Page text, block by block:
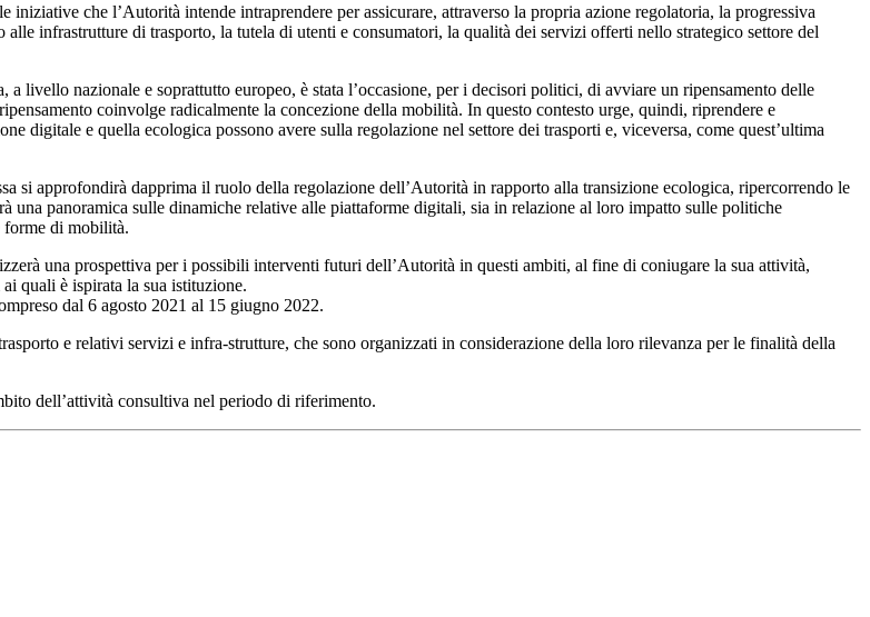
iniziative che l’Autorità intende intraprendere per assicurare, attraverso la propria azione regolatoria, la progressiva
infrastrutture di trasporto, la tutela di utenti e consumatori, la qualità dei servizi offerti nello strategico settore del
livello nazionale e soprattutto europeo, è stata l’occasione, per i decisori politici, di avviare un ripensamento delle
coinvolge radicalmente la concezione della mobilità. In questo contesto urge, quindi, riprendere e
digitale e quella ecologica possono avere sulla regolazione nel settore dei trasporti e, viceversa, come quest’ultima
si approfondirà dapprima il ruolo della regolazione dell’Autorità in rapporto alla transizione ecologica, ripercorrendo le
una panoramica sulle dinamiche relative alle piattaforme digitali, sia in relazione al loro impatto sulle politiche
forme di mobilità.
una prospettiva per i possibili interventi futuri dell’Autorità in questi ambiti, al fine di coniugare la sua attività,
quali è ispirata la sua istituzione.
dal 6 agosto 2021 al 15 giugno 2022.
e relativi servizi e infra-strutture, che sono organizzati in considerazione della loro rilevanza per le finalità della
dell’attività consultiva nel periodo di riferimento.